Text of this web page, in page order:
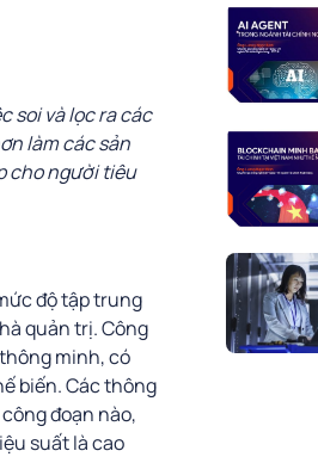
soi và lọc ra các
làm các sản
cho người tiêu
độ tập trung
quản trị. Công
minh, có
biến. Các thông
đoạn nào,
suất là cao